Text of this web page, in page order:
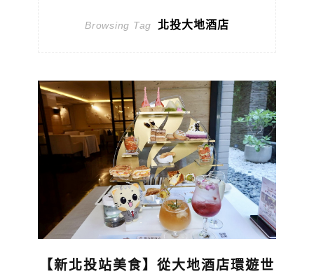
Browsing Tag 北投大地酒店
【新北投站美食】從大地酒店環遊世